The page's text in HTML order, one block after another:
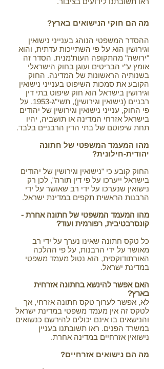
מה הם חוקי הנישואים בארץ?
ההסדר המשפטי הנוהג בענייני נישואין
וגירושין הוא על פי השתייכות עדתית, והוא
"ירושה" מהתקופה העות'מנית. הסדר זה
אומץ ע"י הבריטים ועוגן בחוק הישראלי
בשנותיה הראשונות של המדינה. החוק
הקובע את סמכות השיפוט בענייני נישואין
וגירושין בישראל הוא חוק שיפוט בתי דין
רבניים (נישואין וגירושין), תשי"ג-1953. על
פי החוק, ענייני נישואין וגירושין של יהודים
בישראל אזרחי המדינה או תושביה, יהיו
תחת שיפוטם של בתי הדין הרבניים בלבד.
מהו המעמד המשפטי של חתונה
יהודית-חילונית?
החוק קובע כי "נישואין וגירושין של יהודים
בישראל ייערכו על פי דין תורה", לכן רק
נישואין שנערכו על ידי רב שאושר על ידי
הרבנות הראשית תקפים במדינת ישראל.
מהו המעמד המשפטי של חתונה אחרת -
קונסרבטיבית, רפורמית ועוד?
כל טקס חתונה שאינו נערך על ידי רב
מאושר על ידי הרבנות, על פי ההלכה
האורתודוקסית, הוא נטול מעמד משפטי
במדינת ישראל.
האם אפשר להינשא בחתונה אזרחית
בארץ?
לא, אפשר לערוך טקס חתונה אזרחי, אך
לטקס זה אין מעמד משפטי במדינת ישראל
והנישאים בו אינם יכולים להירשם כנשואים
במשרד הפנים. ראו תשובתנו בעניין
נישואין אזרחיים במדינה אחרת.
מה הם נישואים אזרחיים?